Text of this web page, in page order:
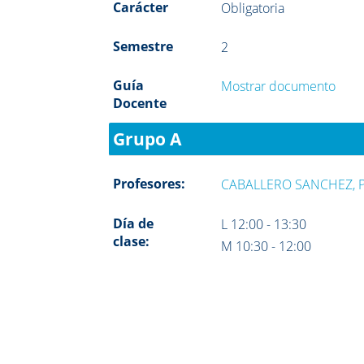
Carácter Obligatoria
Semestre 2
Guía
Docente
Mostrar documento
Grupo A
Profesores: CABALLERO SANCHEZ,
Día de
clase:
L 12:00 - 13:30
M 10:30 - 12:00